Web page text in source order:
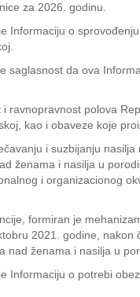
za 2026. godinu.
Informaciju o
saglasnost da ova
ravnopravnost polova
kao i obaveze koje
i suzbijanju
ženama i nasilja u
i organizacionog
formiran je
2021. godine,
nad ženama i nasilja u
Informaciju o potrebi